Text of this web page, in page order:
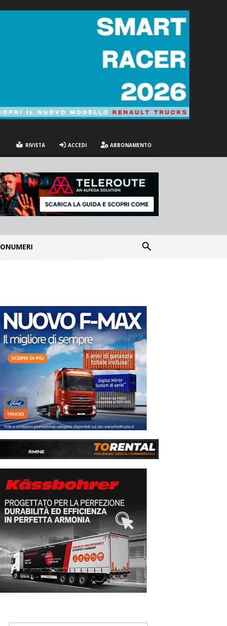
RIVISTA ACCEDI ABBONAMENTO